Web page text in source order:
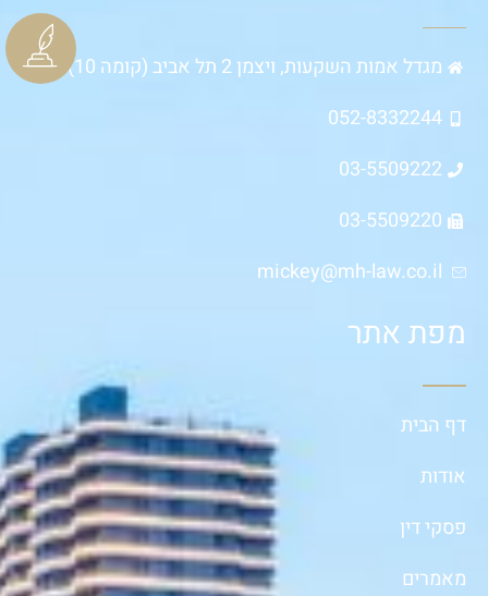
מגדל אמות השקעות, ויצמן 2 תל אביב (קומה 10)
052-8332244
03-5509222
03-5509220
mickey@mh-law.co.il
מפת אתר
דף הבית
אודות
פסקי דין
מאמרים